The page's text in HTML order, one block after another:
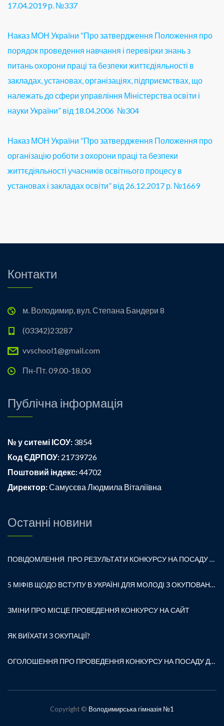
17.04.2019 р. №337
Наказ МОН України “Про затвердження Положення про
порядок проведення навчання і перевірки знань з
питань охорони праці та безпеки життєдіяльності в
закладах, установах, організаціях, підприємствах, що
належать до сфери управління Міністерства освіти і
науки України” від 18.04.2006 №304
Наказ МОН України “Про затвердження Положення про
організацію роботи з охорони праці та безпеки
життєдіяльності учасників освітнього процесу в
установах і закладах освіти” від 26.12.2017 р. №1669
Контакти
м. Володимир, вул. Степана Бандери 8
(03342)23287
vvschool1@gmail.com
Пн-Пт. 09.00-18.00
Публічна інформація
№ у ситемі ІСОУ: 3854
Код ЄДРПОУ: 21739726
Поштовий індекс:44702
Директор:Самусєва Людмила Віталіївна
Останні новини
ПОВІДОМЛЕННЯ ПРО РЕЗУЛЬТАТИ КОНКУРСУ НА ПОСАДУ ДИРЕКТОРА ЗАКЛАДУ ЗАГАЛЬНОЇ СЕРЕДНЬОЇ ОСВІТИ «ВОЛОДИМИРСЬКА ГІМНАЗІЯ № 1 ВОЛОДИМИРСЬКОЇ МІСЬКОЇ РАДИ»
5 МІФІВ ЩОДО ВСТУПУ В УКРАЇНІ ДЛЯ МОЛОДІ З ОКУПОВАНИХ ТЕРИТОРІЙ
ЗМІНИ ПРО МІСЦЕ ПРОВЕДЕННЯ КОНКУРСУ НА САЙТ
ЯК ВИЇХАТИ З ОКУПАЦІЇ?
ОГОЛОШЕННЯ ПРО ПРОВЕДЕННЯ КОНКУРСУ НА ПОСАДУ ДИРЕКТОРА
Copyright © Володимирська гімназія №1